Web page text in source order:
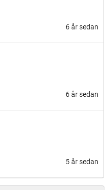
6 år sedan
6 år sedan
5 år sedan